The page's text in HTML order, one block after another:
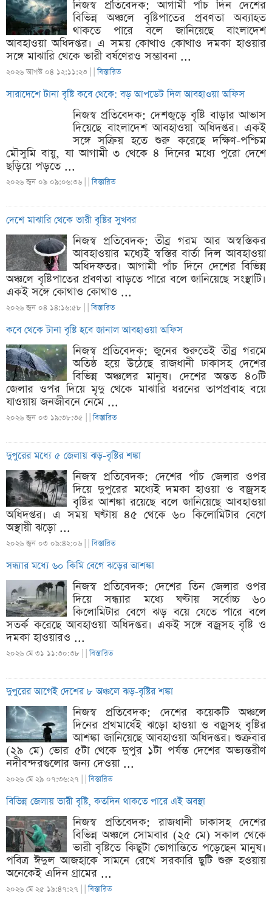
নিজস্ব প্রতিবেদক: আগামী পাঁচ দিন দেশের
বিভিন্ন অঞ্চলে বৃষ্টিপাতের প্রবণতা অব্যাহত
থাকতে পারে বলে জানিয়েছে বাংলাদেশ
আবহাওয়া অধিদপ্তর। এ সময় কোথাও কোথাও দমকা হাওয়ার
সঙ্গে মাঝারি থেকে ভারী বর্ষণেরও সম্ভাবনা ...
২০২৬ আগস্ট ০৪ ১২:১১:২৩ | |বিস্তারিত
সারাদেশে টানা বৃষ্টি কবে থেকে: বড় আপডেট দিল আবহাওয়া অফিস
নিজস্ব প্রতিবেদক: দেশজুড়ে বৃষ্টি বাড়ার আভাস
দিয়েছে বাংলাদেশ আবহাওয়া অধিদপ্তর। একই
সঙ্গে সক্রিয় হতে শুরু করেছে দক্ষিণ-পশ্চিম
মৌসুমি বায়ু, যা আগামী ৩ থেকে ৪ দিনের মধ্যে পুরো দেশে
ছড়িয়ে পড়তে ...
২০২৬ জুন ০৯ ০৯:০৬:৩৬ | |বিস্তারিত
দেশে মাঝারি থেকে ভারী বৃষ্টির সুখবর
নিজস্ব প্রতিবেদক: তীব্র গরম আর অস্বস্তিকর
আবহাওয়ার মধ্যেই স্বস্তির বার্তা দিল আবহাওয়া
অধিদফতর। আগামী পাঁচ দিনে দেশের বিভিন্ন
অঞ্চলে বৃষ্টিপাতের প্রবণতা বাড়তে পারে বলে জানিয়েছে সংস্থাটি।
একই সঙ্গে কোথাও কোথাও ...
২০২৬ জুন ০৪ ১৪:১৬:৫৮ | |বিস্তারিত
কবে থেকে টানা বৃষ্টি হবে জানাল আবহাওয়া অফিস
নিজস্ব প্রতিবেদক: জুনের শুরুতেই তীব্র গরমে
অতিষ্ঠ হয়ে উঠেছে রাজধানী ঢাকাসহ দেশের
বিভিন্ন অঞ্চলের মানুষ। দেশের অন্তত ৪০টি
জেলার ওপর দিয়ে মৃদু থেকে মাঝারি ধরনের তাপপ্রবাহ বয়ে
যাওয়ায় জনজীবনে নেমে ...
২০২৬ জুন ০৩ ১৯:৩৮:৩৫ | |বিস্তারিত
দুপুরের মধ্যে ৫ জেলায় ঝড়-বৃষ্টির শঙ্কা
নিজস্ব প্রতিবেদক: দেশের পাঁচ জেলার ওপর
দিয়ে দুপুরের মধ্যেই দমকা হাওয়া ও বজ্রসহ
বৃষ্টির আশঙ্কা রয়েছে বলে জানিয়েছে আবহাওয়া
অধিদপ্তর। এ সময় ঘণ্টায় ৪৫ থেকে ৬০ কিলোমিটার বেগে
অস্থায়ী ঝড়ো ...
২০২৬ জুন ০৩ ০৯:৪২:০৬ | |বিস্তারিত
সন্ধ্যার মধ্যে ৬০ কিমি বেগে ঝড়ের আশঙ্কা
নিজস্ব প্রতিবেদক: দেশের তিন জেলার ওপর
দিয়ে সন্ধ্যার মধ্যে ঘণ্টায় সর্বোচ্চ ৬০
কিলোমিটার বেগে ঝড় বয়ে যেতে পারে বলে
সতর্ক করেছে আবহাওয়া অধিদপ্তর। একই সঙ্গে বজ্রসহ বৃষ্টি ও
দমকা হাওয়ারও ...
২০২৬ মে ৩১ ১১:৩০:৩৮ | |বিস্তারিত
দুপুরের আগেই দেশের ৮ অঞ্চলে ঝড়-বৃষ্টির শঙ্কা
নিজস্ব প্রতিবেদক: দেশের কয়েকটি অঞ্চলে
দিনের প্রথমার্ধেই ঝড়ো হাওয়া ও বজ্রসহ বৃষ্টির
আশঙ্কা জানিয়েছে আবহাওয়া অধিদপ্তর। শুক্রবার
(২৯ মে) ভোর ৫টা থেকে দুপুর ১টা পর্যন্ত দেশের অভ্যন্তরীণ
নদীবন্দরগুলোর জন্য দেওয়া ...
২০২৬ মে ২৯ ০৭:৩৬:২৭ | |বিস্তারিত
বিভিন্ন জেলায় ভারী বৃষ্টি, কতদিন থাকতে পারে এই অবস্থা
নিজস্ব প্রতিবেদক: রাজধানী ঢাকাসহ দেশের
বিভিন্ন অঞ্চলে সোমবার (২৫ মে) সকাল থেকে
ভারী বৃষ্টিতে কিছুটা ভোগান্তিতে পড়েছেন মানুষ।
পবিত্র ঈদুল আজহাকে সামনে রেখে সরকারি ছুটি শুরু হওয়ায়
অনেকেই এদিন গ্রামের ...
২০২৬ মে ২৫ ১৯:৪৭:২৭ | |বিস্তারিত